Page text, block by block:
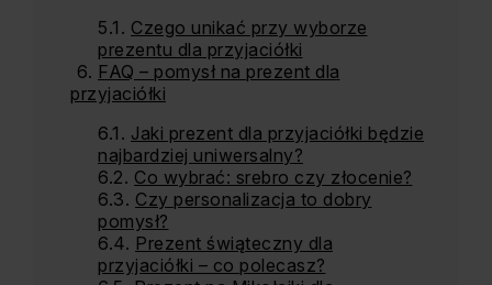
Czego unikać przy wyborze
prezentu dla przyjaciółki
FAQ – pomysł na prezent dla
przyjaciółki
Jaki prezent dla przyjaciółki będzie
najbardziej uniwersalny?
Co wybrać: srebro czy złocenie?
Czy personalizacja to dobry
pomysł?
Prezent świąteczny dla
przyjaciółki – co polecasz?